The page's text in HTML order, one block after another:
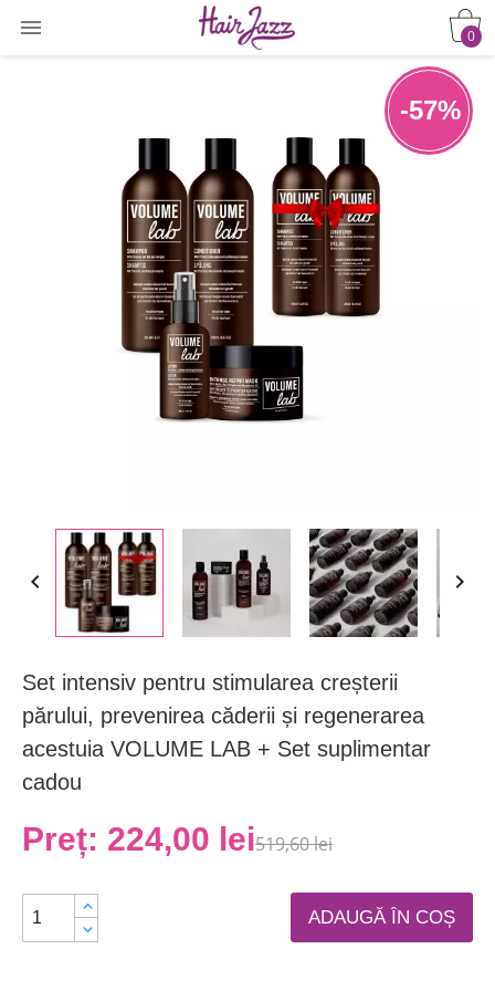
 0
-57%
 
Set intensiv pentru stimularea creșterii
părului, prevenirea căderii și regenerarea
acestuia VOLUME LAB + Set suplimentar
cadou
Preț: 224,00 lei519,60 lei
ADAUGĂ ÎN COȘ